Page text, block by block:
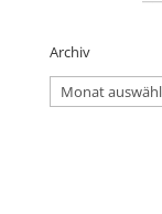
Archiv
Archiv